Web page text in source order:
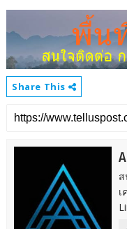
Share This